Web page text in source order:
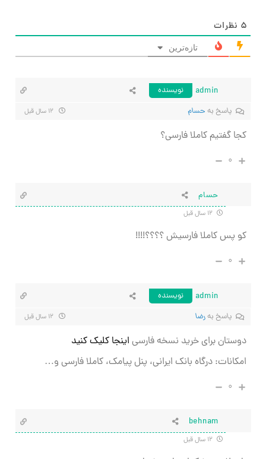
۵ نظرات
تازه‌ترین
admin
نویسنده
پاسخ به حسام
کجا گفتیم کاملا فارسی؟
۰
حسام
کو پس کاملا فارسیش ؟؟؟؟!!!!
۰
admin
نویسنده
پاسخ بهرضا
دوستان برای خرید نسخه فارسی اینجا کلیک کنید
امکانات: درگاه بانک ایرانی، پنل پیامک، کاملا فارسی و…
۰
behnam